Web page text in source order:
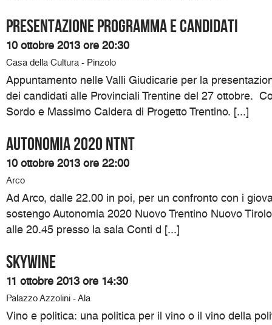
Presentazione programma e candidati
10 ottobre 2013 ore 20:30
Casa della Cultura - Pinzolo
Appuntamento nelle Valli Giudicarie per la
dei candidati alle Provinciali Trentine del 27 ottobre.
Sordo e Massimo Caldera di Progetto Trentino. [...]
Autonomia 2020 NTNT
10 ottobre 2013 ore 22:00
Arco
Ad Arco, dalle 22.00 in poi, per un confronto con i
sostengo Autonomia 2020 Nuovo Trentino Nuovo
alle 20.45 presso la sala Conti d [...]
SKYWINE
11 ottobre 2013 ore 14:30
Palazzo Azzolini - Ala
Vino e politica: una politica per il vino o il vino della